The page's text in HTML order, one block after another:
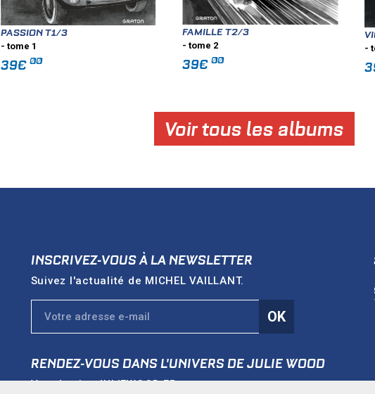
PASSION T1/3
- tome 1
39€ 00
FAMILLE T2/3
- tome 2
39€00
-
Voir tous les albums
INSCRIVEZ-VOUS À LA NEWSLETTER
Suivez l'actualité de MICHEL VAILLANT.
OK
RENDEZ-VOUS DANS L'UNIVERS DEJULIE WOOD
Vers le siteJULIEWOOD.FR